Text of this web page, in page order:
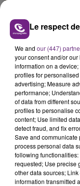
UN FEU DE
CIRCULATION
Un feu de
fin de matinée
TITRES
18h01
18h01
Le respect
We and our (447)
your consent and/or
information on a
profiles for
advertising; Measure
performance;
of data from different
profiles to personalise
content; Use limited
detect fraud, and fix
Save and
process personal data
following
requested; Use precise
other data sources;
information transmitted